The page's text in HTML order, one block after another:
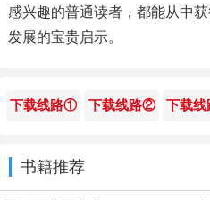
感兴趣的普通读者，都能从中
发展的宝贵启示。
下载线路① 下载线路② 下载
书籍推荐